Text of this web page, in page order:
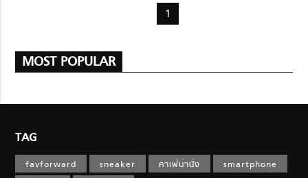
1
MOST POPULAR
TAG
favforward sneaker คาเฟ่น่านั่ง
smartphone